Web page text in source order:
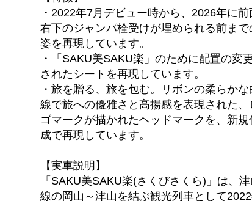
・2022年7月デビュー時から、2026年に前
右下のジャンパ栓受けが埋められる前まで
姿を再現しています。
・「SAKU美SAKU楽」のために配置の変
されたシートを再現しています。
・旅を贈る、旅を包む。リボンの柔らかな
線で旅への優雅さと高揚感を表現された、
ゴマークが描かれたヘッドマークを、新規
成で再現しています。
【実車説明】
「SAKU美SAKU楽(さくびさくら)」は、津
線の岡山～津山を結ぶ観光列車として